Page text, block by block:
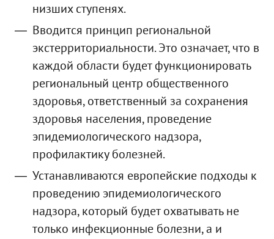
низших ступенях.
Вводится принцип региональной
экстерриториальности. Это означает, что в
каждой области будет функционировать
региональный центр общественного
здоровья, ответственный за сохранения
здоровья населения, проведение
эпидемиологического надзора,
профилактику болезней.
Устанавливаются европейские подходы к
проведению эпидемиологического
надзора, который будет охватывать не
только инфекционные болезни, а и